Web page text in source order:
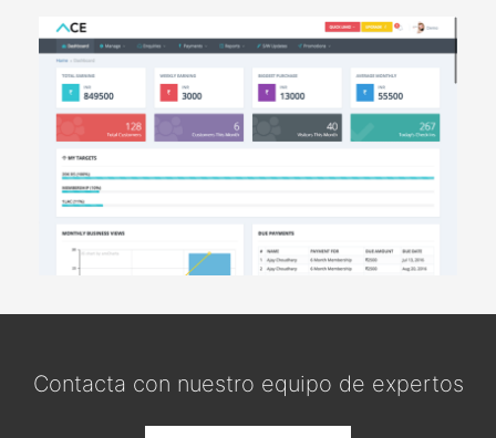
Contacta con nuestro equipo de expertos